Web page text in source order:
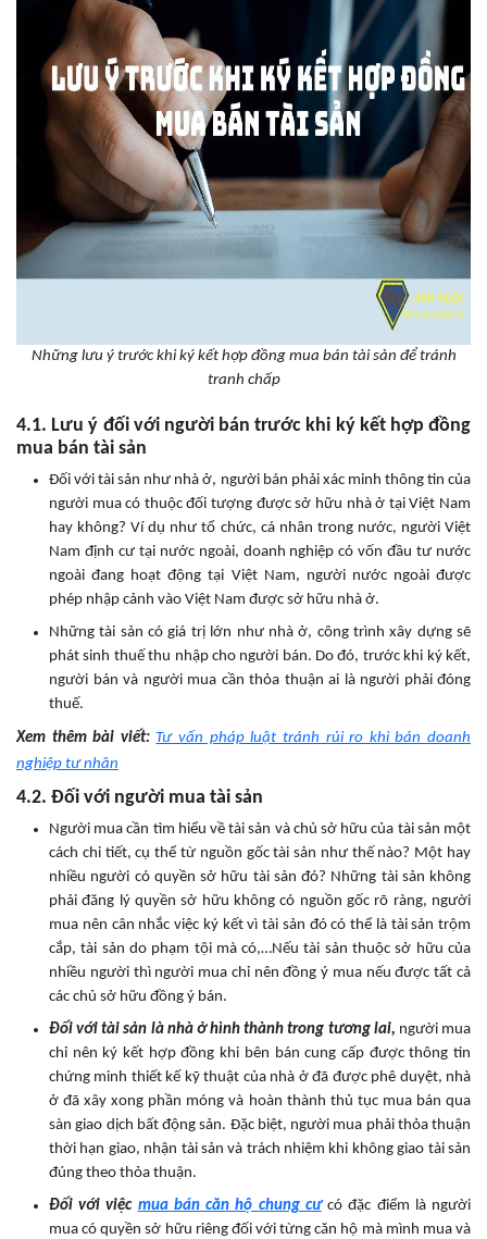
Những lưu ý trước khi ký kết hợp đồng mua bán tài sản để tránh
tranh chấp
4.1. Lưu ý đối với người bán trước khi ký kết hợp đồng
mua bán tài sản
Đối với tài sản như nhà ở, người bán phải xác minh thông tin của
người mua có thuộc đối tượng được sở hữu nhà ở tại Việt Nam
hay không? Ví dụ như tổ chức, cá nhân trong nước, người Việt
Nam định cư tại nước ngoài, doanh nghiệp có vốn đầu tư nước
ngoài đang hoạt động tại Việt Nam, người nước ngoài được
phép nhập cảnh vào Việt Nam được sở hữu nhà ở.
Những tài sản có giá trị lớn như nhà ở, công trình xây dựng sẽ
phát sinh thuế thu nhập cho người bán. Do đó, trước khi ký kết,
người bán và người mua cần thỏa thuận ai là người phải đóng
thuế.
Xem thêm bài viết:Tư vấn pháp luật tránh rủi ro khi bán doanh
nghiệp tư nhân
4.2. Đối với người mua tài sản
Người mua cần tìm hiểu về tài sản và chủ sở hữu của tài sản một
cách chi tiết, cụ thể từ nguồn gốc tài sản như thế nào? Một hay
nhiều người có quyền sở hữu tài sản đó? Những tài sản không
phải đăng lý quyền sở hữu không có nguồn gốc rõ ràng, người
mua nên cân nhắc việc ký kết vì tài sản đó có thể là tài sản trộm
cắp, tài sản do phạm tội mà có,…Nếu tài sản thuộc sở hữu của
nhiều người thì người mua chỉ nên đồng ý mua nếu được tất cả
các chủ sở hữu đồng ý bán.
Đối với tài sản là nhà ở hình thành trong tương lai, người mua
chỉ nên ký kết hợp đồng khi bên bán cung cấp được thông tin
chứng minh thiết kế kỹ thuật của nhà ở đã được phê duyệt, nhà
ở đã xây xong phần móng và hoàn thành thủ tục mua bán qua
sàn giao dịch bất động sản. Đặc biệt, người mua phải thỏa thuận
thời hạn giao, nhận tài sản và trách nhiệm khi không giao tài sản
đúng theo thỏa thuận.
Đối với việc mua bán căn hộ chung cư có đặc điểm là người
mua có quyền sở hữu riêng đối với từng căn hộ mà mình mua và